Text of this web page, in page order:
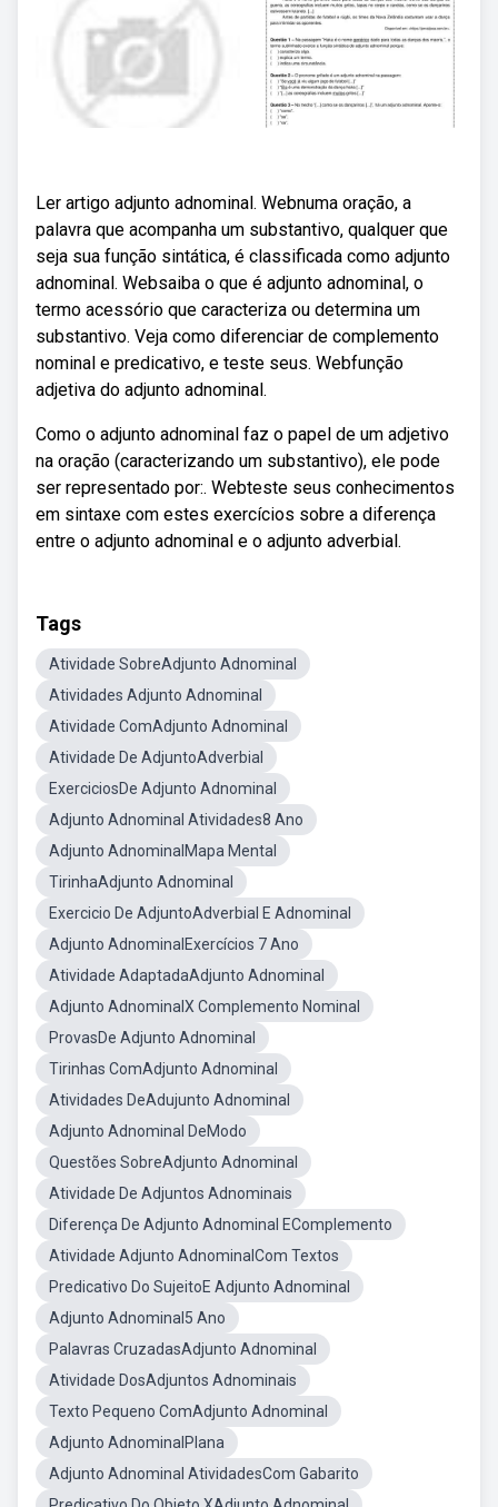
Ler artigo adjunto adnominal. Webnuma oração, a
palavra que acompanha um substantivo, qualquer que
seja sua função sintática, é classificada como adjunto
adnominal. Websaiba o que é adjunto adnominal, o
termo acessório que caracteriza ou determina um
substantivo. Veja como diferenciar de complemento
nominal e predicativo, e teste seus. Webfunção
adjetiva do adjunto adnominal.
Como o adjunto adnominal faz o papel de um adjetivo
na oração (caracterizando um substantivo), ele pode
ser representado por:. Webteste seus conhecimentos
em sintaxe com estes exercícios sobre a diferença
entre o adjunto adnominal e o adjunto adverbial.
Tags
Atividade SobreAdjunto Adnominal
Atividades Adjunto Adnominal
Atividade ComAdjunto Adnominal
Atividade De AdjuntoAdverbial
ExerciciosDe Adjunto Adnominal
Adjunto Adnominal Atividades8 Ano
Adjunto AdnominalMapa Mental
TirinhaAdjunto Adnominal
Exercicio De AdjuntoAdverbial E Adnominal
Adjunto AdnominalExercícios 7 Ano
Atividade AdaptadaAdjunto Adnominal
Adjunto AdnominalX Complemento Nominal
ProvasDe Adjunto Adnominal
Tirinhas ComAdjunto Adnominal
Atividades DeAdujunto Adnominal
Adjunto Adnominal DeModo
Questões SobreAdjunto Adnominal
Atividade De Adjuntos Adnominais
Diferença De Adjunto Adnominal EComplemento
Atividade Adjunto AdnominalCom Textos
Predicativo Do SujeitoE Adjunto Adnominal
Adjunto Adnominal5 Ano
Palavras CruzadasAdjunto Adnominal
Atividade DosAdjuntos Adnominais
Texto Pequeno ComAdjunto Adnominal
Adjunto AdnominalPlana
Adjunto Adnominal AtividadesCom Gabarito